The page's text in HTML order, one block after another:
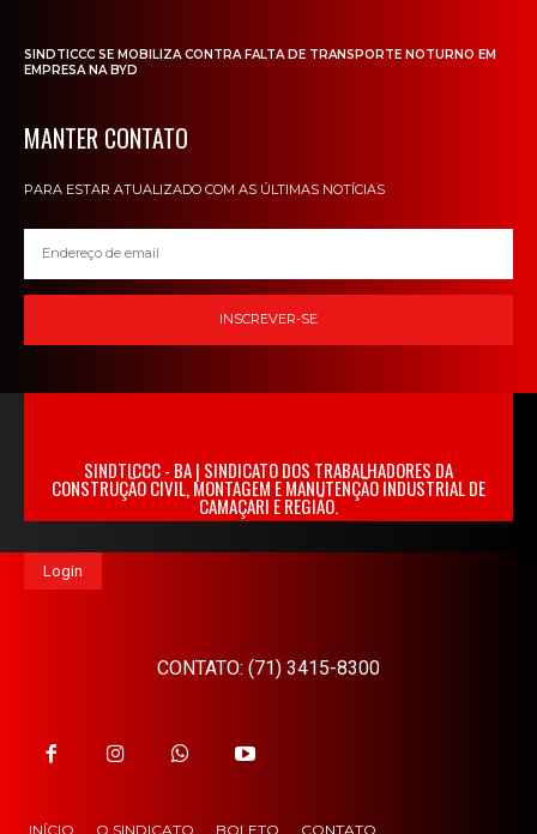
SINDTICCC SE MOBILIZA CONTRA FALTA DE TRANSPORTE NOTURNO EM
EMPRESA NA BYD
MANTER CONTATO
PARA ESTAR ATUALIZADO COM AS ÚLTIMAS NOTÍCIAS
INSCREVER-SE
SINDTICCC - BA | SINDICATO DOS TRABALHADORES DA
CONSTRUÇÃO CIVIL, MONTAGEM E MANUTENÇÃO INDUSTRIAL DE
CAMAÇARI E REGIÃO.
Login
CONTATO: (71) 3415-8300
INÍCIO O SINDICATO BOLETO CONTATO